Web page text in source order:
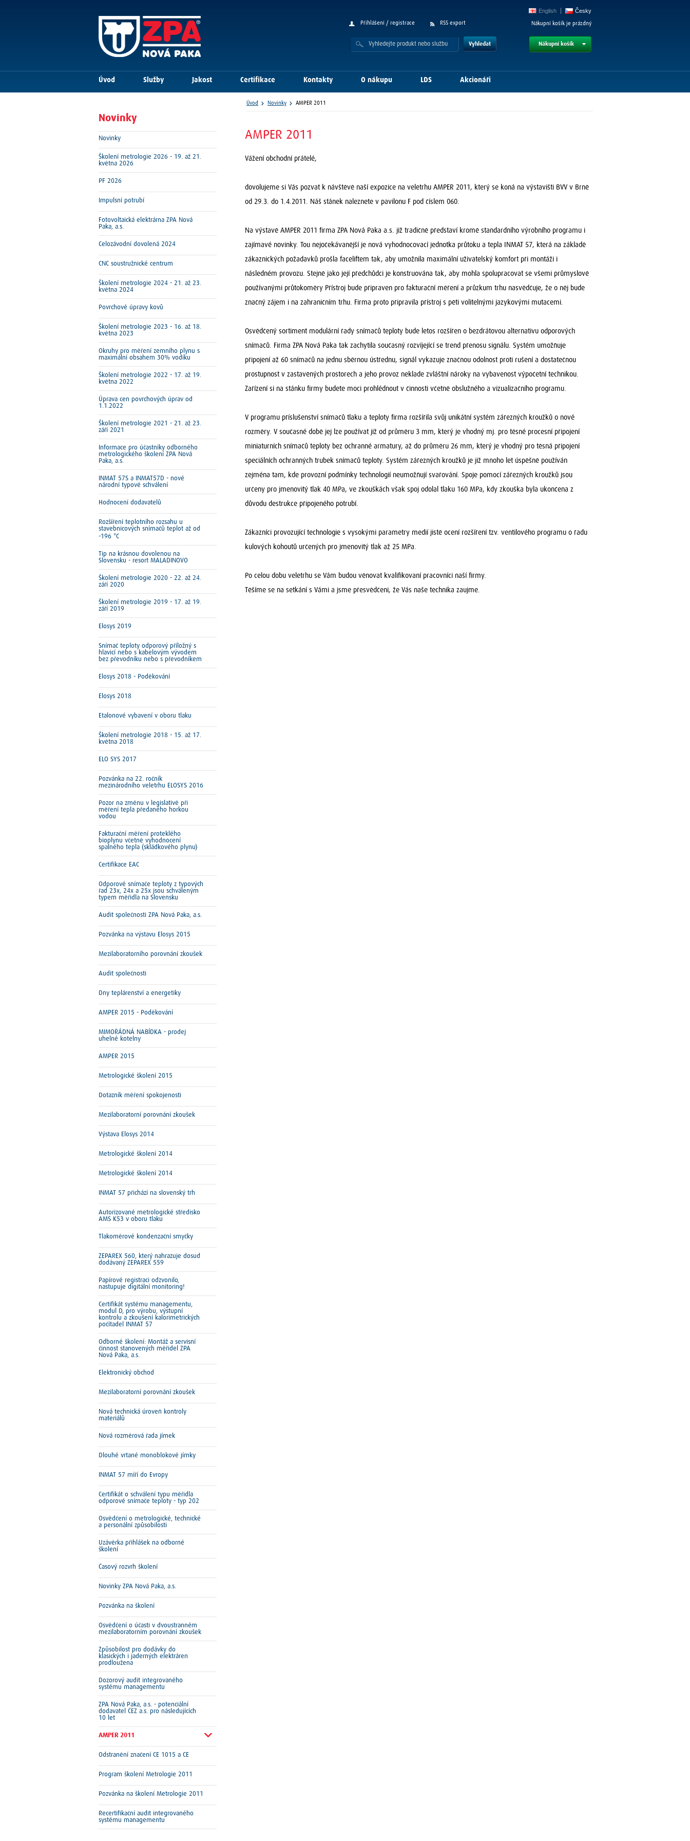
AMPER 2011
Vážení obchodní přátelé,
dovolujeme si Vás pozvat k návštěvě naší expozice na veletrhu AMPER 2011, který se koná na výstavišti BVV v Brně
od 29.3. do 1.4.2011. Náš stánek naleznete v pavilonu F pod číslem 060.
Na výstavě AMPER 2011 firma ZPA Nová Paka a.s. již tradičně představí kromě standardního výrobního programu i
zajímavé novinky. Tou nejočekávanější je nová vyhodnocovací jednotka průtoku a tepla INMAT 57, která na základě
zákaznických požadavků prošla faceliftem tak, aby umožnila maximální uživatelský komfort při montáži i
následném provozu. Stejně jako její předchůdci je konstruována tak, aby mohla spolupracovat se všemi průmyslově
používanými průtokoměry Přístroj bude připraven pro fakturační měření a průzkum trhu nasvědčuje, že o něj bude
značný zájem i na zahraničním trhu. Firma proto připravila přístroj s pěti volitelnými jazykovými mutacemi.
Osvědčený sortiment modulární řady snímačů teploty bude letos rozšířen o bezdrátovou alternativu odporových
snímačů. Firma ZPA Nová Paka tak zachytila současný rozvíjející se trend přenosu signálu. Systém umožňuje
připojení až 60 snímačů na jednu sběrnou ústřednu, signál vykazuje značnou odolnost proti rušení a dostatečnou
prostupnost v zastavěných prostorech a jeho provoz neklade zvláštní nároky na vybavenost výpočetní technikou.
Zařízení si na stánku firmy budete moci prohlédnout v činnosti včetně obslužného a vizualizačního programu.
V programu příslušenství snímačů tlaku a teploty firma rozšířila svůj unikátní systém zářezných kroužků o nové
rozměry. V současné době jej lze používat již od průměru 3 mm, který je vhodný mj. pro těsné procesní připojení
miniaturních snímačů teploty bez ochranné armatury, až do průměru 26 mm, který je vhodný pro těsná připojení
speciálních ochranných trubek snímačů teploty. Systém zářezných kroužků je již mnoho let úspěšně používán
zejména tam, kde provozní podmínky technologií neumožňují svařování. Spoje pomocí zářezných kroužků jsou
určeny pro jmenovitý tlak 40 MPa, ve zkouškách však spoj odolal tlaku 160 MPa, kdy zkouška byla ukončena z
důvodu destrukce připojeného potrubí.
Zákazníci provozující technologie s vysokými parametry medií jistě ocení rozšíření tzv. ventilového programu o řadu
kulových kohoutů určených pro jmenovitý tlak až 25 MPa.
Po celou dobu veletrhu se Vám budou věnovat kvalifikovaní pracovníci naší firmy.
Těšíme se na setkání s Vámi a jsme přesvědčeni, že Vás naše technika zaujme.
Novinky
Novinky
Školení metrologie 2026 - 19. až 21.
května 2026
PF 2026
Impulsní potrubí
Fotovoltaická elektrárna ZPA Nová
Paka, a.s.
Celozávodní dovolená 2024
CNC soustružnické centrum
Školení metrologie 2024 - 21. až 23.
května 2024
Povrchové úpravy kovů
Školení metrologie 2023 - 16. až 18.
května 2023
Okruhy pro měření zemního plynu s
maximální obsahem 30% vodíku
Školení metrologie 2022 - 17. až 19.
května 2022
Úprava cen povrchových úprav od
1.1.2022
Školení metrologie 2021 - 21. až 23.
září 2021
Informace pro účastníky odborného
metrologického školení ZPA Nová
Paka, a.s.
INMAT 57S a INMAT57D - nové
národní typové schválení
Hodnocení dodavatelů
Rozšíření teplotního rozsahu u
stavebnicových snímačů teplot až od
-196 °C
Tip na krásnou dovolenou na
Slovensku - resort MALADINOVO
Školení metrologie 2020 - 22. až 24.
září 2020
Školení metrologie 2019 - 17. až 19.
září 2019
Elosys 2019
Snímač teploty odporový příložný s
hlavicí nebo s kabelovým vývodem
bez převodníku nebo s převodníkem
Elosys 2018 - Poděkování
Elosys 2018
Etalonové vybavení v oboru tlaku
Školení metrologie 2018 - 15. až 17.
května 2018
ELO SYS 2017
Pozvánka na 22. ročník
mezinárodního veletrhu ELOSYS 2016
Pozor na změnu v legislativě při
měření tepla předaného horkou
vodou
Fakturační měření proteklého
bioplynu včetně vyhodnocení
spalného tepla (skládkového plynu)
Certifikace EAC
Odporové snímače teploty z typových
řad 23x, 24x a 25x jsou schváleným
typem měřidla na Slovensku
Audit společnosti ZPA Nová Paka, a.s.
Pozvánka na výstavu Elosys 2015
Mezilaboratorního porovnání zkoušek
Audit společnosti
Dny teplárenství a energetiky
AMPER 2015 - Poděkování
MIMOŘÁDNÁ NABÍDKA - prodej
uhelné kotelny
AMPER 2015
Metrologické školení 2015
Dotazník měření spokojenosti
Mezilaboratorní porovnání zkoušek
Výstava Elosys 2014
Metrologické školení 2014
Metrologické školení 2014
INMAT 57 přichází na slovenský trh
Autorizované metrologické středisko
AMS K53 v oboru tlaku
Tlakoměrové kondenzační smyčky
ZEPAREX 560, který nahrazuje dosud
dodávaný ZEPAREX 559
Papírové registraci odzvonilo,
nastupuje digitální monitoring!
Certifikát systému managementu,
modul D, pro výrobu, výstupní
kontrolu a zkoušení kalorimetrických
počítadel INMAT 57
Odborné školení: Montáž a servisní
činnost stanovených měřidel ZPA
Nová Paka, a.s.
Elektronický obchod
Mezilaboratorní porovnání zkoušek
Nová technická úroveň kontroly
materiálů
Nová rozměrová řada jímek
Dlouhé vrtané monoblokové jímky
INMAT 57 míří do Evropy
Certifikát o schválení typu měřidla
odporové snímače teploty - typ 202
Osvědčení o metrologické, technické
a personální způsobilosti
Uzávěrka přihlášek na odborné
školení
Časový rozvrh školení
Novinky ZPA Nová Paka, a.s.
Pozvánka na školení
Osvědčení o účasti v dvoustranném
mezilaboratorním porovnání zkoušek
Způsobilost pro dodávky do
klasických i jaderných elektráren
prodloužena
Dozorový audit integrovaného
systému managementu
ZPA Nová Paka, a.s. - potenciální
dodavatel ČEZ a.s. pro následujících
10 let
AMPER 2011
Odstranění značení CE 1015 a CE
Program školení Metrologie 2011
Pozvánka na školení Metrologie 2011
Recertifikační audit integrovaného
systému managementu
Přihlášení / registrace RSS export
Vyhledat
Nákupní košík je prázdný
Nákupní košík
Česky
English
Úvod Služby Jakost Certifikace Kontakty O nákupu LDS Akcionáři
Úvod Novinky AMPER 2011